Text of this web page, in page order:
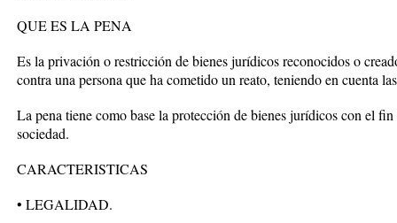
QUE ES LA PENA
Es la privación o restricción de bienes jurídicos reconocidos o
contra una persona que ha cometido un reato, teniendo en cuenta
La pena tiene como base la protección de bienes jurídicos con el
sociedad.
CARACTERISTICAS
• LEGALIDAD.